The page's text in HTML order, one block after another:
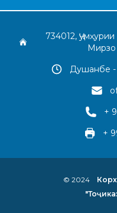
734012,
Мирзо
Душанбе -
+
+
© 2024